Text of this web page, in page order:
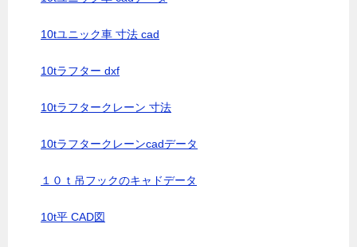
10tユニック車 寸法 cad
10tラフター dxf
10tラフタークレーン 寸法
10tラフタークレーンcadデータ
１０ｔ吊フックのキャドデータ
10t平 CAD図